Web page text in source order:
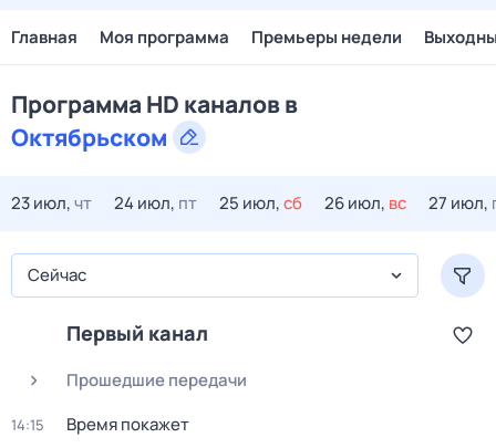
Главная Моя программа Премьеры недели
Программа HD каналов в
Октябрьском
23 июл,чт 24 июл, пт 25 июл,сб 26 июл, вс 27 июл,
Сейчас
Первый канал
Прошедшие передачи
14:15 Время покажет